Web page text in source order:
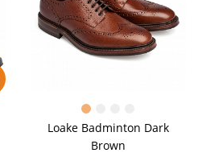
Loake Badminton Dark
Brown